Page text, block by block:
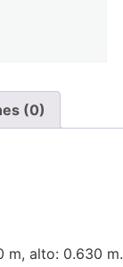
(0)
m, alto: 0.630 m.